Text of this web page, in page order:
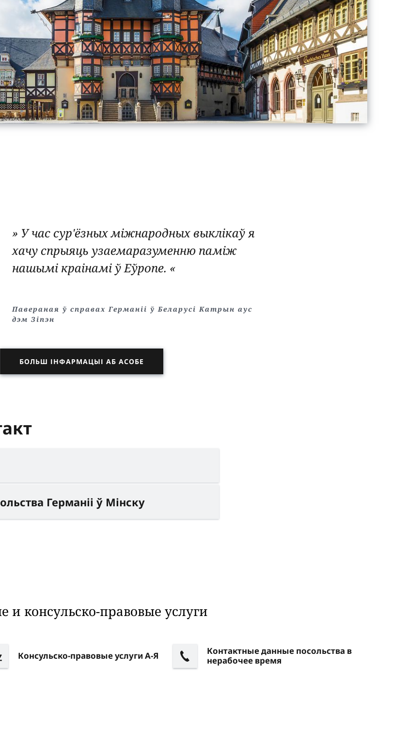
» У час сур'ёзных міжнародных выклікаў я
хачу спрыяць узаемаразуменню паміж
нашымі краінамі ў Еўропе. «
Павераная ў справах Германii ў Беларусi Катрын аус
дэм Зiпэн
БОЛЬШ ІНФАРМАЦЫІ АБ АСОБЕ
Германіі ў Мінску
и консульско-правовые услуги
Консульско-правовые услуги А-Я
Контактные данные посольства в
нерабочее время